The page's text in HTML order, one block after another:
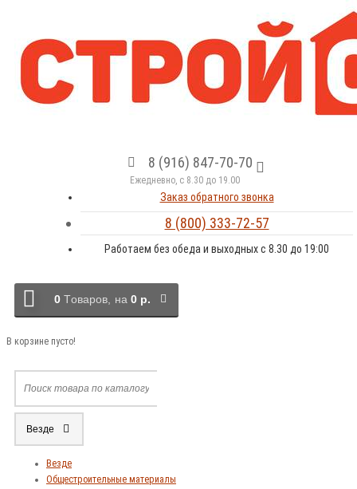
8 (916) 847-70-70
Ежедневно, с 8.30 до 19.00
Заказ обратного звонка
8 (800) 333-72-57
Работаем без обеда и выходных с 8.30 до 19:00
0 Tоваров, на 0 р.
В корзине пусто!
Везде
Везде
Общестроительные материалы